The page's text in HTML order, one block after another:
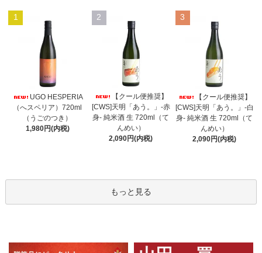
1
UGO HESPERIA
（へスペリア）720ml
（うごのつき）
1,980円(内税)
2
【クール便推奨】
[CWS]天明「あう。」-赤
身- 純米酒 生 720ml（て
んめい）
2,090円(内税)
3
【クール便推奨】
[CWS]天明「あう。」-白
身- 純米酒 生 720ml（て
んめい）
2,090円(内税)
もっと見る